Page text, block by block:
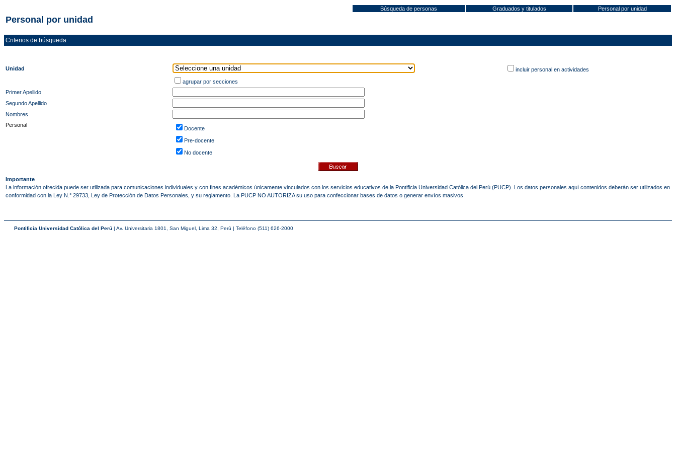
Búsqueda de personas Graduados y titulados Personal por unidad
Personal por unidad
Criterios de búsqueda
Unidad
incluir personal en actividades
agrupar por secciones
Primer Apellido
Segundo Apellido
Nombres
Personal
Docente
Pre-docente
No docente
Importante
La información ofrecida puede ser utilizada para comunicaciones individuales y con fines académicos únicamente vinculados con los servicios educativos de la Pontificia Universidad Católica del Perú (PUCP). Los datos personales aquí contenidos deberán ser utilizados en
conformidad con la Ley N.° 29733, Ley de Protección de Datos Personales, y su reglamento. La PUCP NO AUTORIZA su uso para confeccionar bases de datos o generar envíos masivos.
Pontificia Universidad Católica del Perú | Av. Universitaria 1801, San Miguel, Lima 32, Perú | Teléfono (511) 626-2000